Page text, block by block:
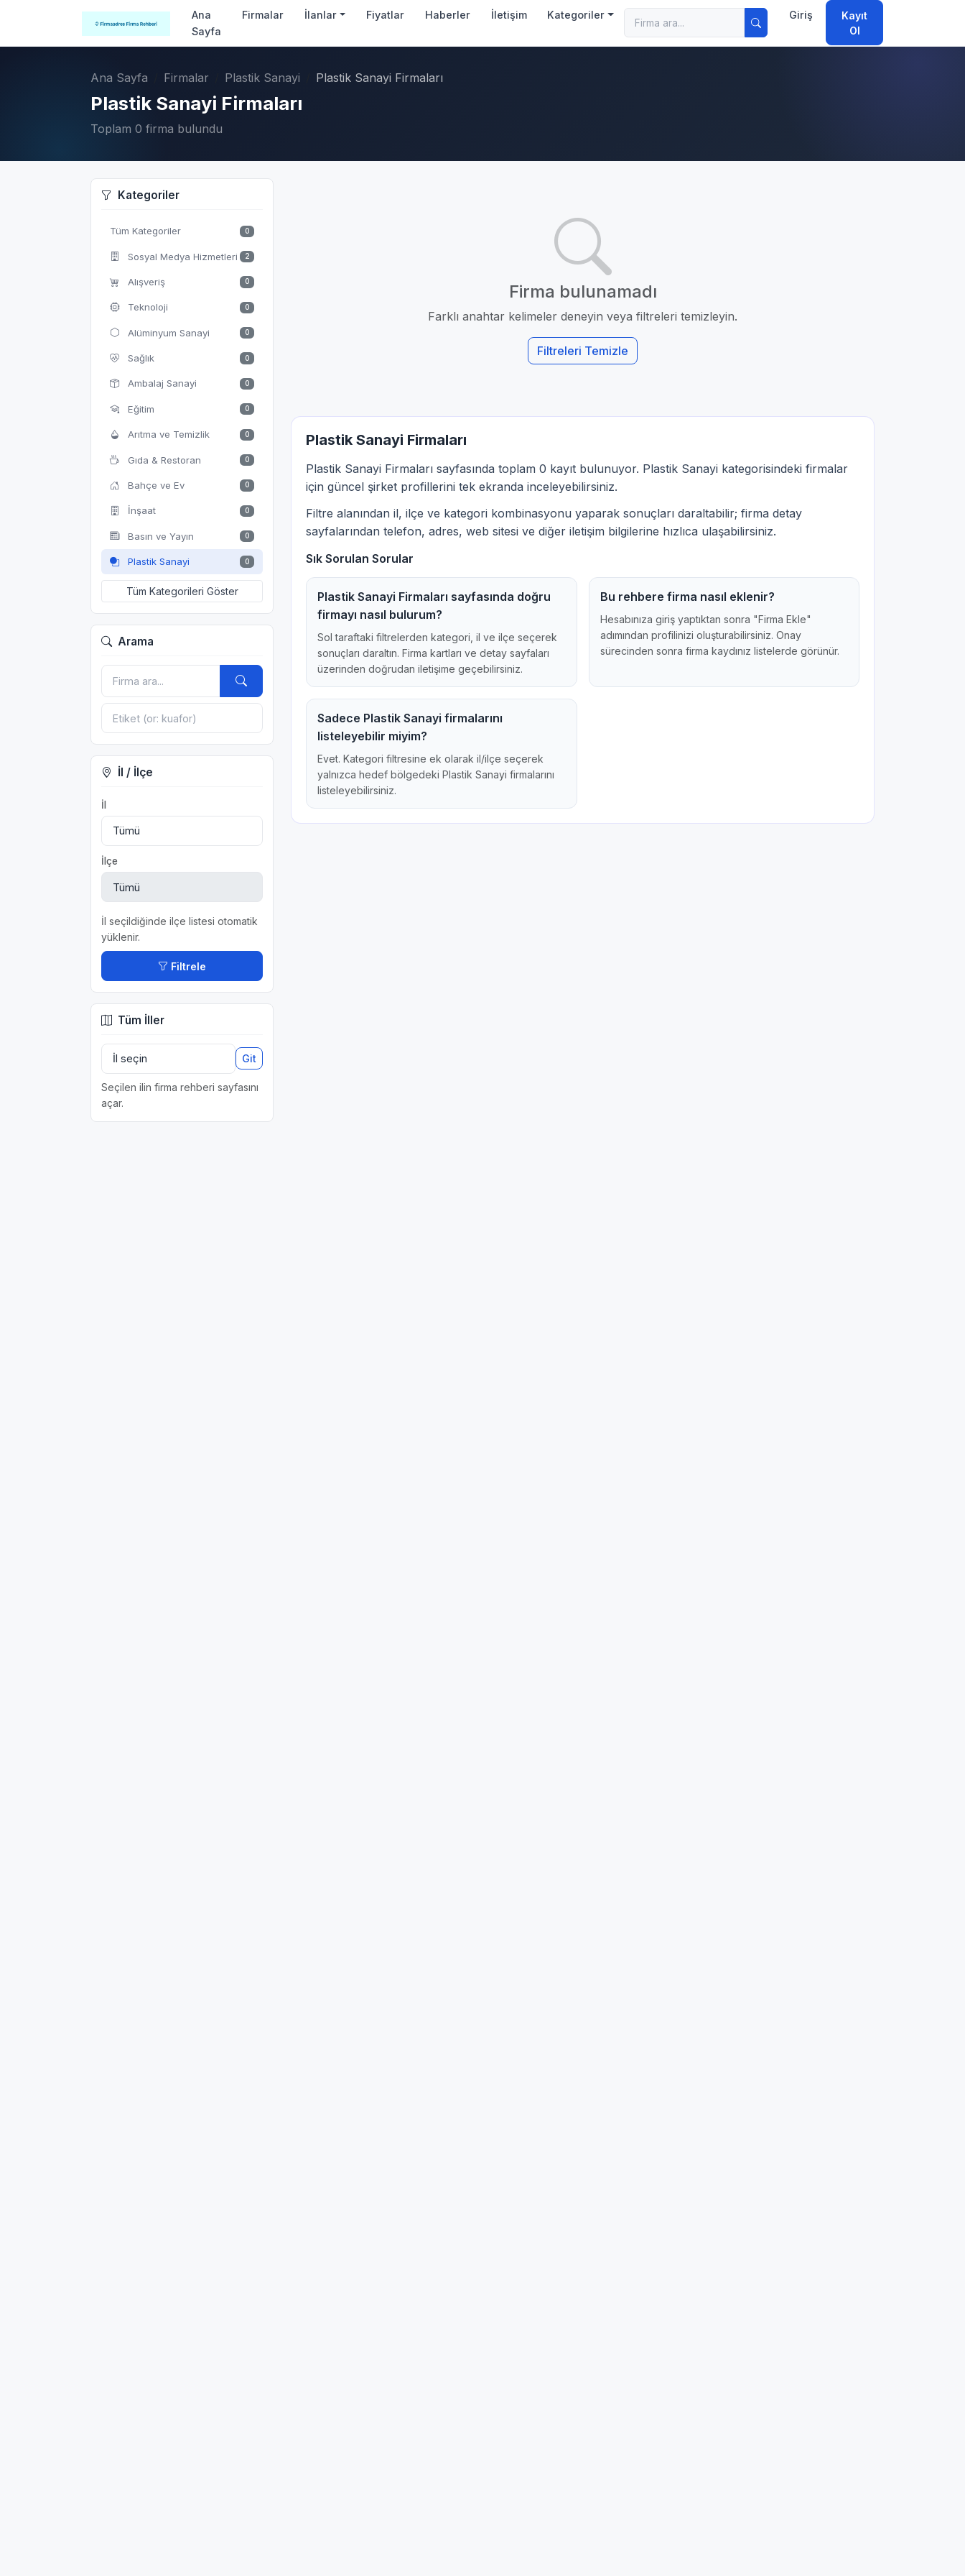
Ana
Sayfa
Firmalar İlanlar Fiyatlar Haberler İletişim Kategoriler Giriş
Kayıt
Ol
Ana Sayfa Firmalar Plastik Sanayi Plastik Sanayi Firmaları
Plastik Sanayi Firmaları
Toplam 0 firma bulundu
Kategoriler
Tüm Kategoriler 0
Sosyal Medya Hizmetleri 2
Alışveriş 0
Teknoloji 0
Alüminyum Sanayi 0
Sağlık 0
Ambalaj Sanayi 0
Eğitim 0
Arıtma ve Temizlik 0
Gıda & Restoran 0
Bahçe ve Ev 0
İnşaat 0
Basın ve Yayın 0
Plastik Sanayi 0
Tüm Kategorileri Göster
Arama
İl / İlçe
İl
İlçe
İl seçildiğinde ilçe listesi otomatik
yüklenir.
Filtrele
Tüm İller
Git
Seçilen ilin firma rehberi sayfasını
açar.
Firma bulunamadı
Farklı anahtar kelimeler deneyin veya filtreleri temizleyin.
Filtreleri Temizle
Plastik Sanayi Firmaları
Plastik Sanayi Firmaları sayfasında toplam 0 kayıt bulunuyor. Plastik Sanayi kategorisindeki firmalar
için güncel şirket profillerini tek ekranda inceleyebilirsiniz.
Filtre alanından il, ilçe ve kategori kombinasyonu yaparak sonuçları daraltabilir; firma detay
sayfalarından telefon, adres, web sitesi ve diğer iletişim bilgilerine hızlıca ulaşabilirsiniz.
Sık Sorulan Sorular
Plastik Sanayi Firmaları sayfasında doğru
firmayı nasıl bulurum?
Sol taraftaki filtrelerden kategori, il ve ilçe seçerek
sonuçları daraltın. Firma kartları ve detay sayfaları
üzerinden doğrudan iletişime geçebilirsiniz.
Bu rehbere firma nasıl eklenir?
Hesabınıza giriş yaptıktan sonra "Firma Ekle"
adımından profilinizi oluşturabilirsiniz. Onay
sürecinden sonra firma kaydınız listelerde görünür.
Sadece Plastik Sanayi firmalarını
listeleyebilir miyim?
Evet. Kategori filtresine ek olarak il/ilçe seçerek
yalnızca hedef bölgedeki Plastik Sanayi firmalarını
listeleyebilirsiniz.